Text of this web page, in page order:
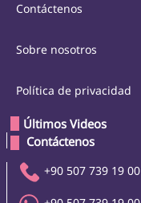
Contáctenos
Sobre nosotros
Política de privacidad
Últimos Videos
Contáctenos
+90 507 739 19 00